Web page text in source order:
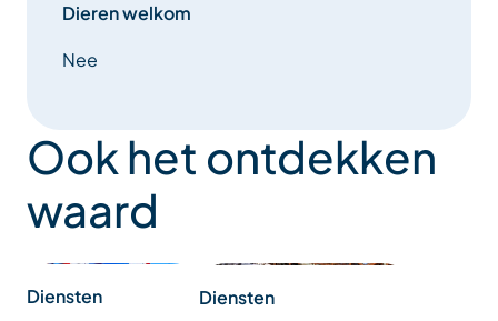
Dieren welkom
Nee
Ook het ontdekken
waard
Diensten Diensten